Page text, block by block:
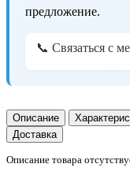
предложение.
📞 Связаться с
Описание
Доставка
Описание товара